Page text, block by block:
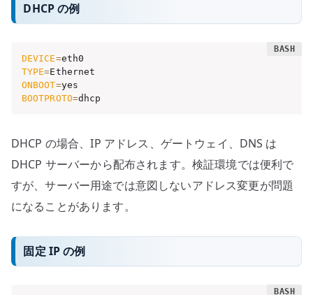
DHCP の例
DEVICE=
TYPE=
ONBOOT=
BOOTPROTO=dhcp
DHCP の場合、IP アドレス、ゲートウェイ、DNS は
DHCP サーバーから配布されます。検証環境では便利で
すが、サーバー用途では意図しないアドレス変更が問題
になることがあります。
固定 IP の例